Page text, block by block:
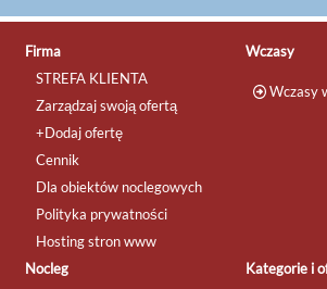
Firma
STREFA KLIENTA
Zarządzaj swoją ofertą
+Dodaj ofertę
Cennik
Dla obiektów noclegowych
Polityka prywatności
Hosting stron www
Wczasy
Wczasy
Nocleg Kategorie i